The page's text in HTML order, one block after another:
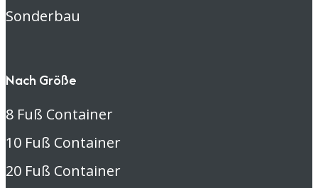
Sonderbau
Nach Größe
8 Fuß Container
10 Fuß Container
20 Fuß Container